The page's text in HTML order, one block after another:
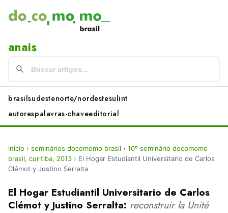
anais
brasilsudestenorte/nordestesulint
autorespalavras-chaveeditorial
início › seminários docomomo brasil › 10º seminário docomomo
brasil, curitiba, 2013 › El Hogar Estudiantil Universitario de Carlos
Clémot y Justino Serralta
El Hogar Estudiantil Universitario de Carlos
Clémot y Justino Serralta: reconstruir la Unité